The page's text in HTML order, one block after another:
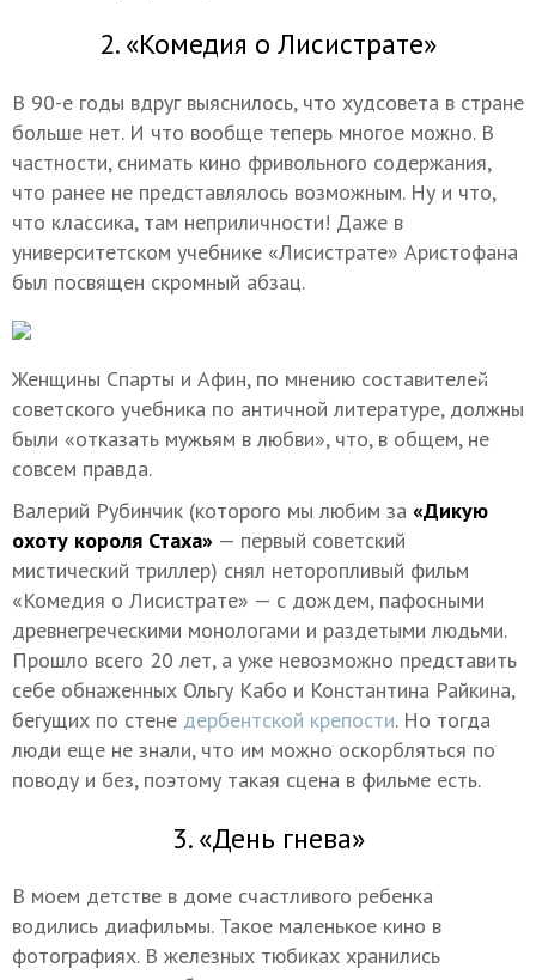
2. «Комедия о Лисистрате»
В 90-е годы вдруг выяснилось, что худсовета в стране
больше нет. И что вообще теперь многое можно. В
частности, снимать кино фривольного содержания,
что ранее не представлялось возможным. Ну и что,
что классика, там неприличности! Даже в
университетском учебнике «Лисистрате» Аристофана
был посвящен скромный абзац.
Женщины Спарты и Афин, по мнению составителей
советского учебника по античной литературе, должны
были «отказать мужьям в любви», что, в общем, не
совсем правда.
Валерий Рубинчик (которого мы любим за «Дикую
охоту короля Стаха» — первый советский
мистический триллер) снял неторопливый фильм
«Комедия о Лисистрате» — с дождем, пафосными
древнегреческими монологами и раздетыми людьми.
Прошло всего 20 лет, а уже невозможно представить
себе обнаженных Ольгу Кабо и Константина Райкина,
бегущих по стене дербентской крепости. Но тогда
люди еще не знали, что им можно оскорбляться по
поводу и без, поэтому такая сцена в фильме есть.
3. «День гнева»
В моем детстве в доме счастливого ребенка
водились диафильмы. Такое маленькое кино в
фотографиях. В железных тюбиках хранились